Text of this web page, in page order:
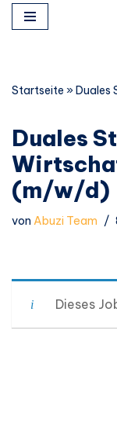
springen
Startseite »Duales
Duales
(m/w/d)
vonAbuzi Team
Dieses